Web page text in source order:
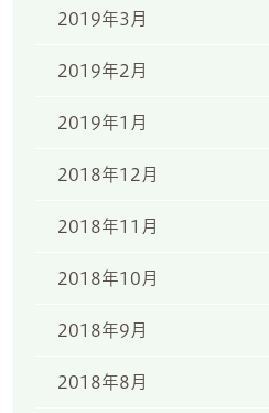
2019年3月
2019年2月
2019年1月
2018年12月
2018年11月
2018年10月
2018年9月
2018年8月